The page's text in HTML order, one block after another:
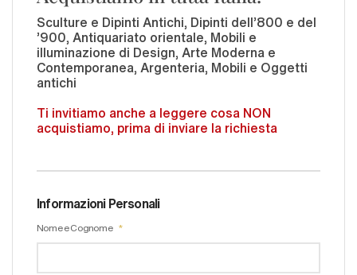
Sculture e Dipinti Antichi, Dipinti dell'800 e del
'900, Antiquariato orientale, Mobili e
illuminazione di Design, Arte Moderna e
Contemporanea, Argenteria, Mobili e Oggetti
antichi
Ti invitiamo anche a leggere cosa NON
acquistiamo, prima di inviare la richiesta
Informazioni Personali
Nome e Cognome